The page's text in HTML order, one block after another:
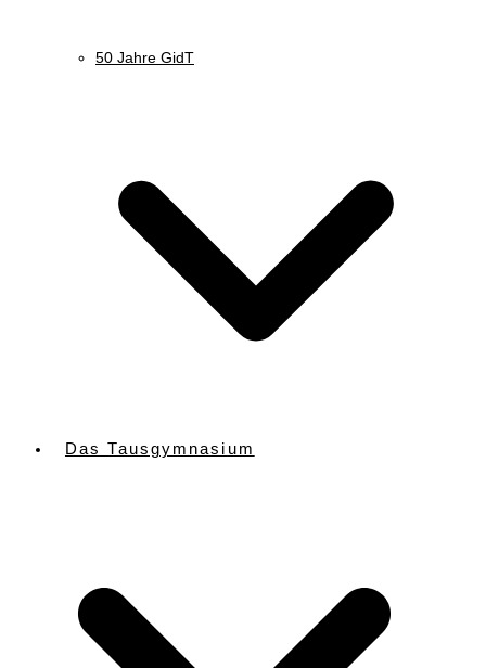
50 Jahre GidT
Das Tausgymnasium